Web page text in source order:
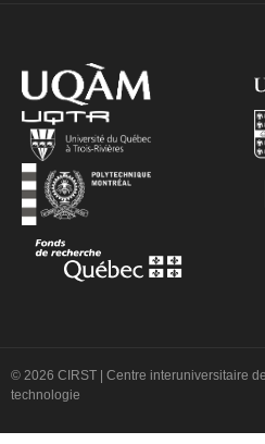
© 2026 CIRST | Centre interuniversitaire
technologie